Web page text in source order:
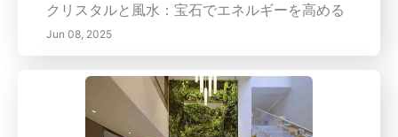
クリスタルと風水：宝石でエネルギーを高める
Jun 08, 2025